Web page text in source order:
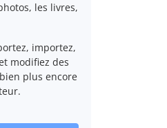
les livres,
importez,
modifiez des
plus encore